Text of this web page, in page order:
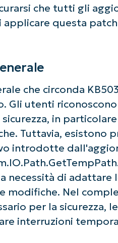
che tutti gli
questa
che circonda
Gli utenti
in
Tuttavia, esistono
introdotte
necessità di adattare
modifiche. Nel
per la sicurezza,
interruzioni